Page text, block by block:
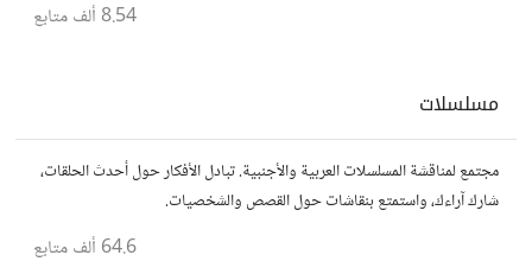
8.54 ألف متابع
مسلسلات
مجتمع لمناقشة المسلسلات العربية والأجنبية. تبادل الأفكار حول أحدث الحلقات،
شارك آراءك، واستمتع بنقاشات حول القصص والشخصيات.
64.6 ألف متابع